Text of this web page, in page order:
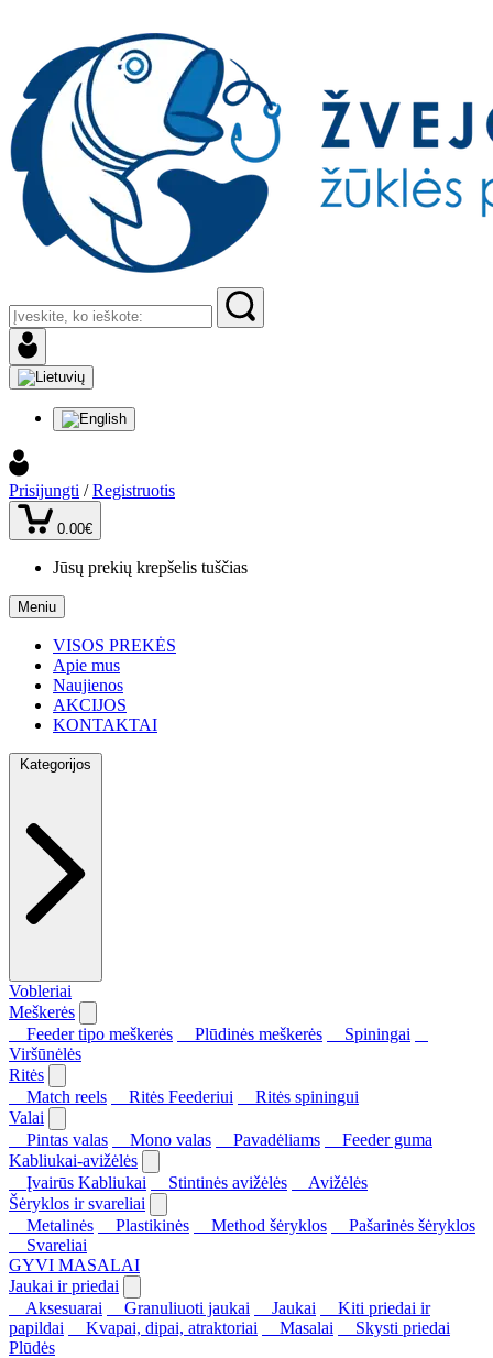
Prisijungti / Registruotis
0.00€
Jūsų prekių krepšelis tuščias
Meniu
VISOS PREKĖS
Apie mus
Naujienos
AKCIJOS
KONTAKTAI
Kategorijos
Vobleriai
Meškerės
Feeder tipo meškerės
Plūdinės meškerės
Spiningai
Viršūnėlės
Ritės
Match reels
Ritės Feederiui
Ritės spiningui
Valai
Pintas valas
Mono valas Pavadėliams
Feeder guma
Kabliukai-avižėlės
Įvairūs Kabliukai
Stintinės avižėlės
Avižėlės
Šėryklos ir svareliai
Metalinės
Plastikinės Method šėryklos
Pašarinės šėryklos
Svareliai
GYVI MASALAI
Jaukai ir priedai
Aksesuarai
Granuliuoti jaukai Jaukai
Kiti priedai ir
papildai
Kvapai, dipai, atraktoriai Masalai
Skysti priedai
Plūdės